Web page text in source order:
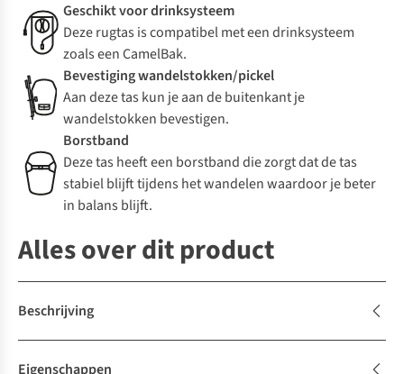
Geschikt voor drinksysteem
Deze rugtas is compatibel met een drinksysteem
zoals een CamelBak.
Bevestiging wandelstokken/pickel
Aan deze tas kun je aan de buitenkant je
wandelstokken bevestigen.
Borstband
Deze tas heeft een borstband die zorgt dat de tas
stabiel blijft tijdens het wandelen waardoor je beter
in balans blijft.
Alles over dit product
Beschrijving
Eigenschappen